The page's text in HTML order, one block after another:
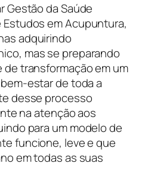
Gestão da Saúde
em Acupuntura,
adquirindo
mas se preparando
de transformação em um
estar de toda a
desse processo
na atenção aos
para um modelo de
funcione, leve e que
em todas as suas